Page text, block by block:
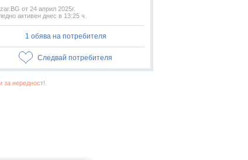
от 24 април 2025г.
активен днес в 13:25 ч.
1 обява на потребителя
Следвай потребителя
нередност!